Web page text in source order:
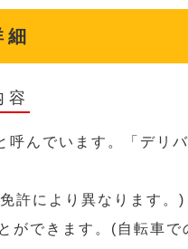
容
んでいます。「デリ
許により異なります
ができます。(自転車